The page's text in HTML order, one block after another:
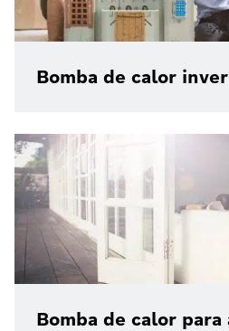
Bomba de calor
Bomba de calor para